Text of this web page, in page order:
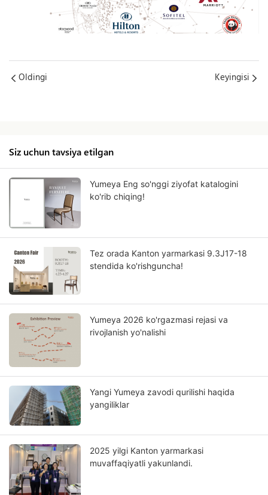
Oldingi Keyingisi
Siz uchun tavsiya etilgan
Yumeya Eng so'nggi ziyofat katalogini
ko'rib chiqing!
Tez orada Kanton yarmarkasi 9.3J17-18
stendida ko'rishguncha!
Yumeya 2026 ko'rgazmasi rejasi va
rivojlanish yo'nalishi
Yangi Yumeya zavodi qurilishi haqida
yangiliklar
2025 yilgi Kanton yarmarkasi
muvaffaqiyatli yakunlandi.